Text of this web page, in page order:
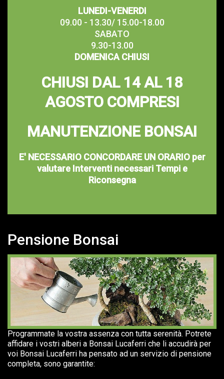
LUNEDI-VENERDI
09.00 - 13.30/ 15.00-18.00
SABATO
9.30-13.00
DOMENICA CHIUSI
CHIUSI DAL 14 AL 18
AGOSTO COMPRESI
MANUTENZIONE BONSAI
E' NECESSARIO CONCORDARE UN ORARIO per
valutare Interventi necessari Tempi e
Riconsegna
Pensione Bonsai
Programmate la vostra assenza con tutta serenità. Potrete
affidare i vostri alberi a Bonsai Lucaferri che li accudirà per
voi Bonsai Lucaferri ha pensato ad un servizio di pensione
completa, sono garantite: